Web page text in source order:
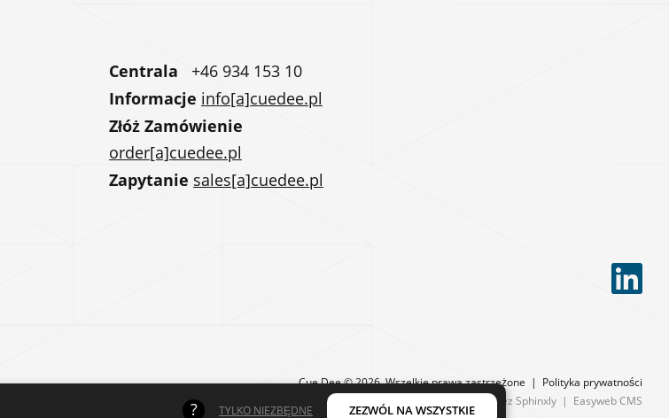
Centrala +46 934 153 10
Informacje info[a]cuedee.pl
Złóż Zamówienie
order[a]cuedee.pl
Zapytanie sales[a]cuedee.pl
Cue Dee © 2026.Wszelkie prawa zastrzeżone | Polityka prywatności
Projektowane przez Sphinxly | Easyweb CMS
TYLKO NIEZBĘDNE ZEZWÓL NA WSZYSTKIE